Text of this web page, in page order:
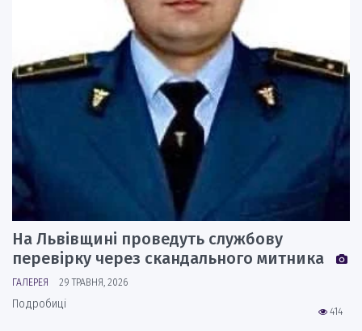
На Львівщині проведуть службову
перевірку через скандального митника
ГАЛЕРЕЯ 29 ТРАВНЯ, 2026
414
Подробиці